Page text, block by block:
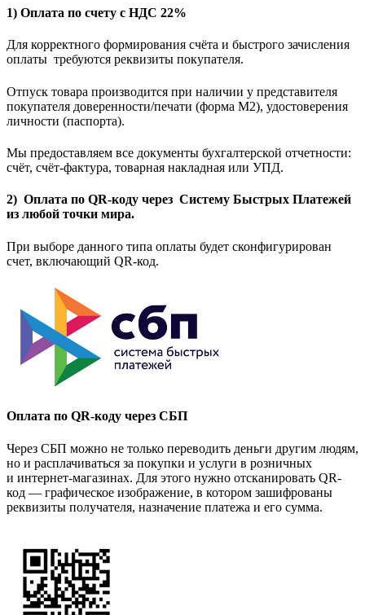
1) Оплата по счету с НДС 22%
Для корректного формирования счёта и быстрого зачисления
оплаты требуются реквизиты покупателя.
Отпуск товара производится при наличии у представителя
покупателя доверенности/печати (форма M2), удостоверения
личности (паспорта).
Мы предоставляем все документы бухгалтерской отчетности:
счёт, счёт-фактура, товарная накладная или УПД.
2) Оплата по QR-коду через Систему Быстрых Платежей
из любой точки мира.
При выборе данного типа оплаты будет сконфигурирован
счет, включающий QR-код.
Оплата по QR-коду через СБП
Через СБП можно не только переводить деньги другим людям,
но и расплачиваться за покупки и услуги в розничных
и интернет-магазинах. Для этого нужно отсканировать QR-
код — графическое изображение, в котором зашифрованы
реквизиты получателя, назначение платежа и его сумма.